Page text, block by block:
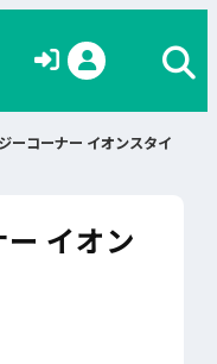
ーコーナー イオンスタイ
イオン